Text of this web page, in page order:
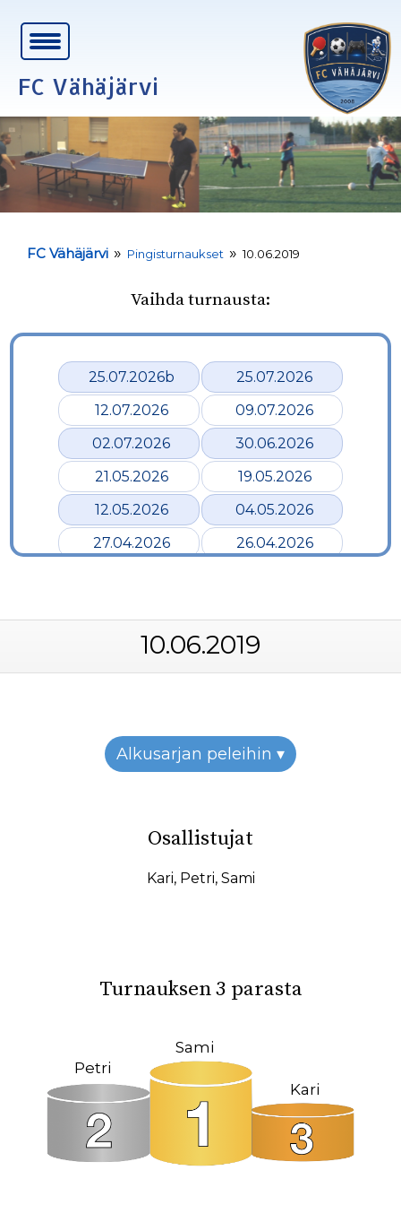
FC Vähäjärvi
FC Vähäjärvi » Pingisturnaukset » 10.06.2019
Vaihda turnausta:
25.07.2026b
25.07.2026
12.07.2026
09.07.2026
02.07.2026
30.06.2026
21.05.2026
19.05.2026
12.05.2026
04.05.2026
27.04.2026
26.04.2026
28.03.2026
24.03.2026
19.03.2026
12.03.2026
26.02.2026
24.02.2026
22.02.2026
19.02.2026
31.01.2026
27.01.2026
19.01.2026
17.01.2026
27.09.2025
22.09.2025
19.09.2025
11.09.2025
09.09.2025
31.08.2025
10.06.2019
Alkusarjan peleihin ▾
Osallistujat
Kari, Petri, Sami
Turnauksen 3 parasta
Sami
Petri
Kari